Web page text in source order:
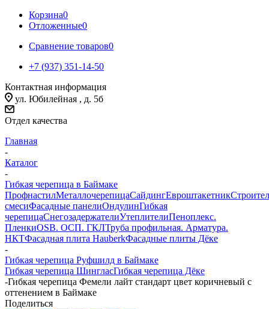
Корзина0
Отложенные0
Сравнение товаров0
+7 (937) 351-14-50
Контактная информация
ул. Юбилейная , д. 5б
Отдел качества
Главная
-
Каталог
-
Гибкая черепица в Баймаке
ПрофнастилМеталлочерепицаСайдингЕвроштакетник
смесиФасадные панелиОндулинГибкая
черепицаСнегозадержателиУтеплителиПеноплекс.
ПленкиOSB. ОСП. ГКЛТруба профильная. Арматура.
НКТФасадная плита HauberkФасадные плиты Дёке
-
Гибкая черепица Руфшилд в Баймаке
Гибкая черепица ШингласГибкая черепица Дёке
-Гибкая черепица Фемели лайт стандарт цвет коричневый с
оттенением в Баймаке
Поделиться